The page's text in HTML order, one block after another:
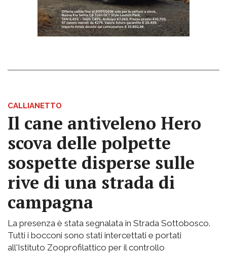
CALLIANETTO
Il cane antiveleno Hero
scova delle polpette
sospette disperse sulle
rive di una strada di
campagna
La presenza è stata segnalata in Strada Sottobosco.
Tutti i bocconi sono stati intercettati e portati
all'Istituto Zooprofilattico per il controllo